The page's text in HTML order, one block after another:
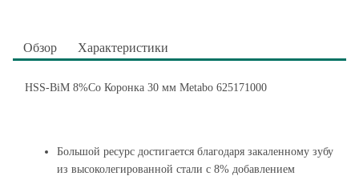
Обзор Характеристики
HSS-BiM 8%Co Коронка 30 мм Metabo 625171000
Большой ресурс достигается благодаря закаленному зубу
из высоколегированной стали с 8% добавлением